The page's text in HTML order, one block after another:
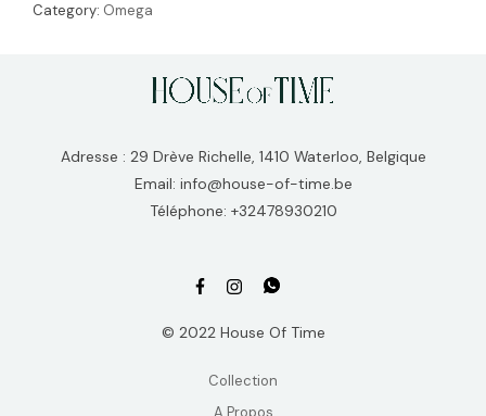
Category: Omega
Adresse : 29 Drève Richelle, 1410 Waterloo, Belgique
Email: info@house-of-time.be
Téléphone: +32478930210
© 2022 House Of Time
Collection